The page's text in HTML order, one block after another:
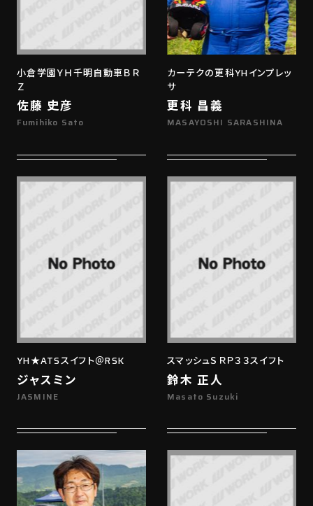
小倉学園ＹＨ千明自動車ＢＲ
Ｚ
佐藤 史彦
Fumihiko Sato
カーテクの更科YHインプレッ
サ
更科 昌義
MASAYOSHI SARASHINA
YH★ATSスイフト＠RSK
ジャスミン
JASMINE
スマッシュＳＲＰ３３スイフト
鈴木 正人
Masato Suzuki